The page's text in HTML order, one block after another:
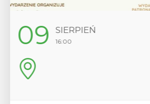
12 SIERPIEŃ
17:00